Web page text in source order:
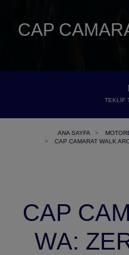
CAP
TEKLIF
ANA SAYFA
CAP CAMARAT WALK
CAP
WA: